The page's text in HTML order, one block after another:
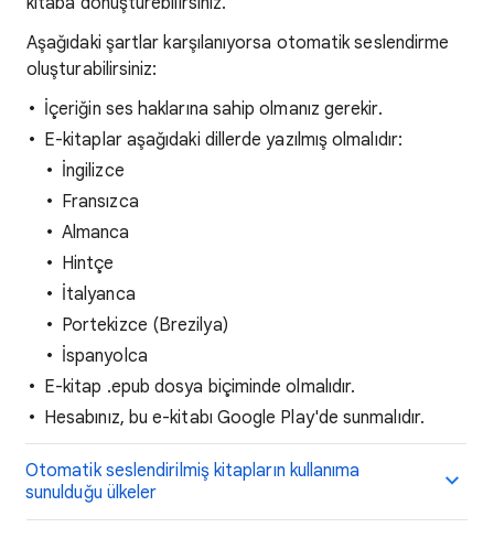
Aşağıdaki şartlar karşılanıyorsa otomatik seslendirme
oluşturabilirsiniz:
İçeriğin ses haklarına sahip olmanız gerekir.
E-kitaplar aşağıdaki dillerde yazılmış olmalıdır:
İngilizce
Fransızca
Almanca
Hintçe
İtalyanca
Portekizce (Brezilya)
İspanyolca
E-kitap .epub dosya biçiminde olmalıdır.
Hesabınız, bu e-kitabı Google Play'de sunmalıdır.
Otomatik seslendirilmiş kitapların kullanıma
sunulduğu ülkeler